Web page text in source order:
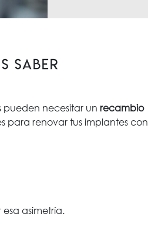
Saber
pueden necesitar un recambio
para renovar tus implantes con
asimetría.